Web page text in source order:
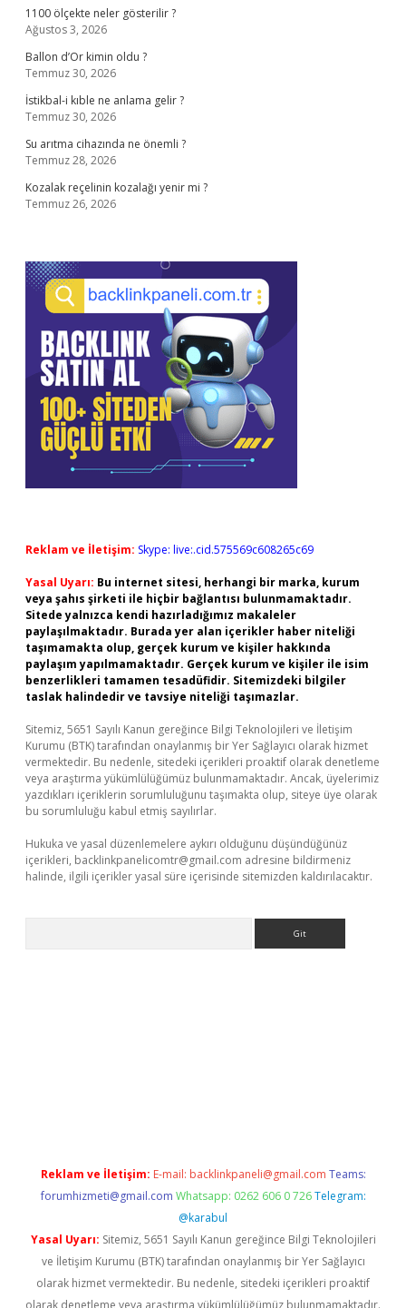
1100 ölçekte neler gösterilir ?
Ağustos 3, 2026
Ballon d’Or kimin oldu ?
Temmuz 30, 2026
İstikbal-i kıble ne anlama gelir ?
Temmuz 30, 2026
Su arıtma cihazında ne önemli ?
Temmuz 28, 2026
Kozalak reçelinin kozalağı yenir mi ?
Temmuz 26, 2026
Reklam ve İletişim: Skype: live:.cid.575569c608265c69
Yasal Uyarı: Bu internet sitesi, herhangi bir marka, kurum
veya şahıs şirketi ile hiçbir bağlantısı bulunmamaktadır.
Sitede yalnızca kendi hazırladığımız makaleler
paylaşılmaktadır. Burada yer alan içerikler haber niteliği
taşımamakta olup, gerçek kurum ve kişiler hakkında
paylaşım yapılmamaktadır. Gerçek kurum ve kişiler ile isim
benzerlikleri tamamen tesadüfidir. Sitemizdeki bilgiler
taslak halindedir ve tavsiye niteliği taşımazlar.
Sitemiz, 5651 Sayılı Kanun gereğince Bilgi Teknolojileri ve İletişim
Kurumu (BTK) tarafından onaylanmış bir Yer Sağlayıcı olarak hizmet
vermektedir. Bu nedenle, sitedeki içerikleri proaktif olarak denetleme
veya araştırma yükümlülüğümüz bulunmamaktadır. Ancak, üyelerimiz
yazdıkları içeriklerin sorumluluğunu taşımakta olup, siteye üye olarak
bu sorumluluğu kabul etmiş sayılırlar.
Hukuka ve yasal düzenlemelere aykırı olduğunu düşündüğünüz
içerikleri, backlinkpanelicomtr@gmail.com adresine bildirmeniz
halinde, ilgili içerikler yasal süre içerisinde sitemizden kaldırılacaktır.
Reklam ve İletişim: E-mail: backlinkpaneli@gmail.com Teams:
forumhizmeti@gmail.com Whatsapp: 0262 606 0 726 Telegram:
@karabul
Yasal Uyarı: Sitemiz, 5651 Sayılı Kanun gereğince Bilgi Teknolojileri
ve İletişim Kurumu (BTK) tarafından onaylanmış bir Yer Sağlayıcı
olarak hizmet vermektedir. Bu nedenle, sitedeki içerikleri proaktif
olarak denetleme veya araştırma yükümlülüğümüz bulunmamaktadır.